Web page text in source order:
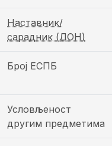
Наставник/
сарадник (ДОН)
Број ЕСПБ
Условљеност
другим предметима